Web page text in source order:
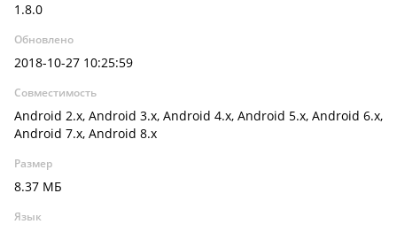
1.8.0
Обновлено
2018-10-27 10:25:59
Совместимость
Android 2.x, Android 3.x, Android 4.x, Android 5.x, Android 6.x,
Android 7.x, Android 8.x
Размер
8.37 МБ
Язык